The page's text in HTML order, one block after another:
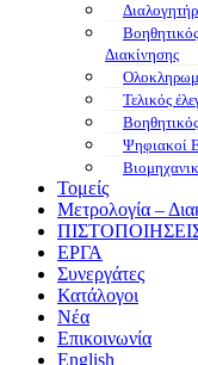
Διακίνησης
Τελικός
Ψηφιακοί
Τομείς
Μετρολογία –
ΕΡΓΑ
Συνεργάτες
Κατάλογοι
Νέα
Επικοινωνία
English